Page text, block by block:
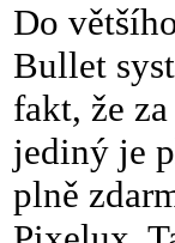
Do
Bullet
fakt, že
jediný je
plně